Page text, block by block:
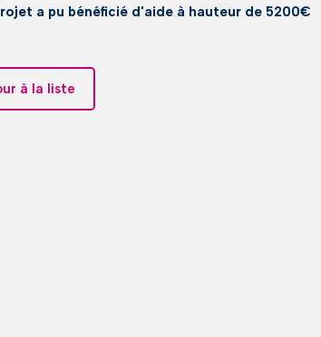
a pu bénéficié d'aide à hauteur de 5200€
à la liste